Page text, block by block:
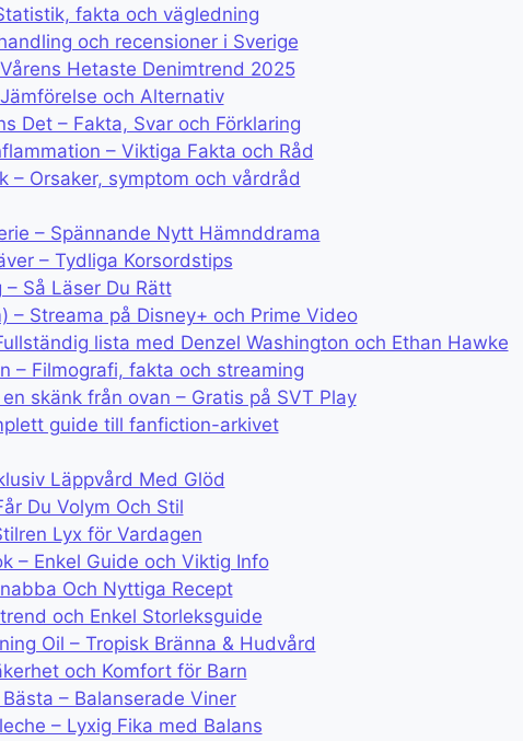
fakta och vägledning
och recensioner i Sverige
Hetaste Denimtrend 2025
och Alternativ
Det – Fakta, Svar och Förklaring
– Viktiga Fakta och Råd
– Orsaker, symptom och vårdråd
– Spännande Nytt Hämnddrama
– Tydliga Korsordstips
Så Läser Du Rätt
– Streama på Disney+ och Prime Video
lista med Denzel Washington och Ethan Hawke
– Filmografi, fakta och streaming
skänk från ovan – Gratis på SVT Play
guide till fanfiction-arkivet
Läppvård Med Glöd
Du Volym Och Stil
Lyx för Vardagen
– Enkel Guide och Viktig Info
Och Nyttiga Recept
och Enkel Storleksguide
Oil – Tropisk Bränna & Hudvård
och Komfort för Barn
– Balanserade Viner
– Lyxig Fika med Balans